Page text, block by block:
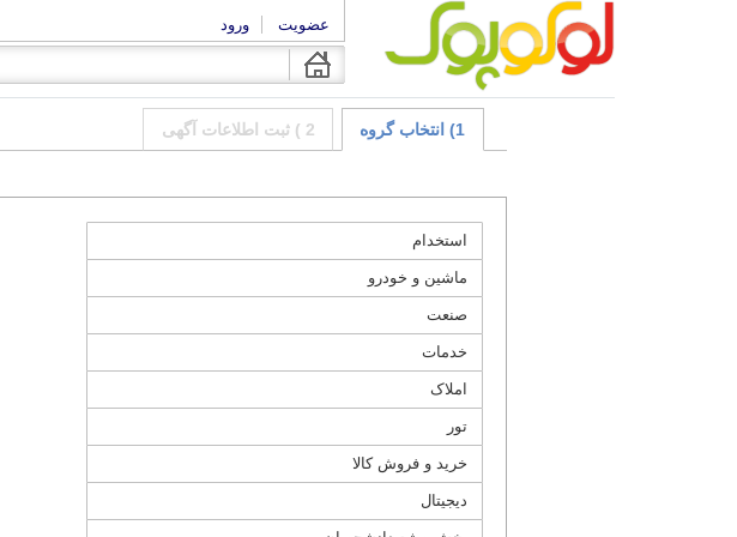
عضویت ورود
1) انتخاب گروه 2 ) ثبت اطلاعات آگهی
استخدام
ماشین و خودرو
صنعت
خدمات
املاک
تور
خرید و فروش کالا
دیجیتال